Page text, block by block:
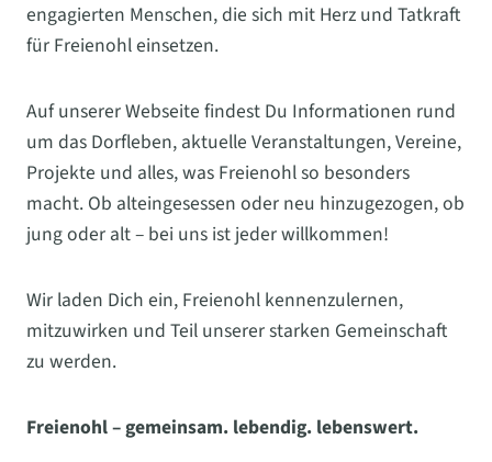
engagierten Menschen, die sich mit Herz und Tatkraft
für Freienohl einsetzen.
Auf unserer Webseite findest Du Informationen rund
um das Dorfleben, aktuelle Veranstaltungen, Vereine,
Projekte und alles, was Freienohl so besonders
macht. Ob alteingesessen oder neu hinzugezogen, ob
jung oder alt – bei uns ist jeder willkommen!
Wir laden Dich ein, Freienohl kennenzulernen,
mitzuwirken und Teil unserer starken Gemeinschaft
zu werden.
Freienohl – gemeinsam. lebendig. lebenswert.